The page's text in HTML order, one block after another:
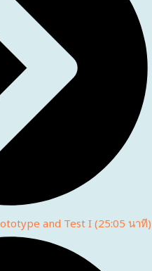
and Test I (25:05 นาที)